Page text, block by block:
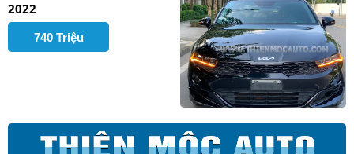
2022
740 Triệu